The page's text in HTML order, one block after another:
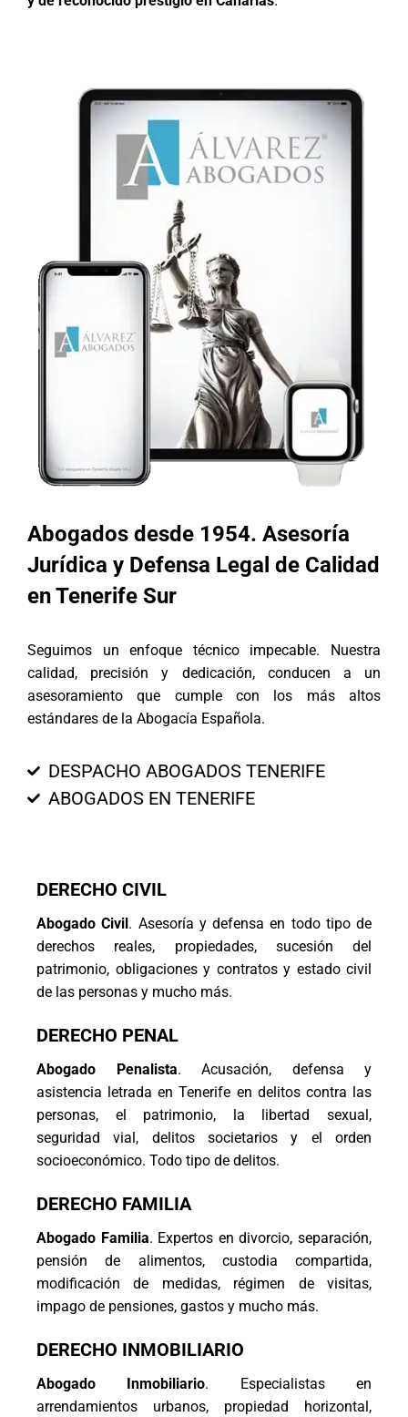
Abogados desde 1954. Asesoría
Jurídica y Defensa Legal de Calidad
en Tenerife Sur
Seguimos un enfoque técnico impecable. Nuestra
calidad, precisión y dedicación, conducen a un
asesoramiento que cumple con los más altos
estándares de la Abogacía Española.
DESPACHO ABOGADOS TENERIFE
ABOGADOS EN TENERIFE
DERECHO CIVIL
Abogado Civil. Asesoría y defensa en todo tipo de
derechos reales, propiedades, sucesión del
patrimonio, obligaciones y contratos y estado civil
de las personas y mucho más.
DERECHO PENAL
Abogado Penalista. Acusación, defensa y
asistencia letrada en Tenerife en delitos contra las
personas, el patrimonio, la libertad sexual,
seguridad vial, delitos societarios y el orden
socioeconómico. Todo tipo de delitos.
DERECHO FAMILIA
Abogado Familia. Expertos en divorcio, separación,
pensión de alimentos, custodia compartida,
modificación de medidas, régimen de visitas,
impago de pensiones, gastos y mucho más.
DERECHO INMOBILIARIO
Abogado Inmobiliario. Especialistas en
arrendamientos urbanos, propiedad horizontal,